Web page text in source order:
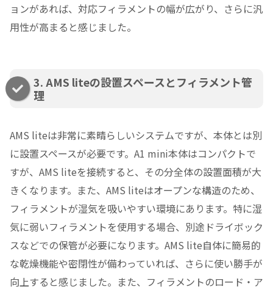
ョンがあれば、対応フィラメントの幅が広がり、さらに汎
用性が高まると感じました。
3. AMS liteの設置スペースとフィラメント管
理
AMS liteは非常に素晴らしいシステムですが、本体とは別
に設置スペースが必要です。A1 mini本体はコンパクトで
すが、AMS liteを接続すると、その分全体の設置面積が大
きくなります。また、AMS liteはオープンな構造のため、
フィラメントが湿気を吸いやすい環境にあります。特に湿
気に弱いフィラメントを使用する場合、別途ドライボック
スなどでの保管が必要になります。AMS lite自体に簡易的
な乾燥機能や密閉性が備わっていれば、さらに使い勝手が
向上すると感じました。また、フィラメントのロード・ア